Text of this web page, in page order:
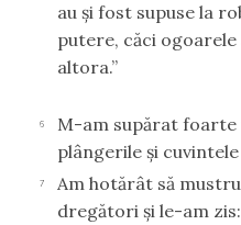
au şi fost supuse la
putere, căci
altora.”
6
M-am supărat
plângerile şi
7
Am hotărât să
dregători şi le-am